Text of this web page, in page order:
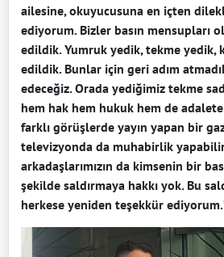
ailesine, okuyucusuna en içten
ediyorum. Bizler basın mensupları
edildik. Yumruk yedik, tekme yedik,
edildik. Bunlar için geri adım
edeceğiz. Orada yediğimiz tekme
hem hak hem hukuk hem de adalete
farklı görüşlerde yayın yapan bir
televizyonda da muhabirlik
arkadaşlarımızın da kimsenin bir
şekilde saldırmaya hakkı yok. Bu
herkese yeniden teşekkür ediyorum.